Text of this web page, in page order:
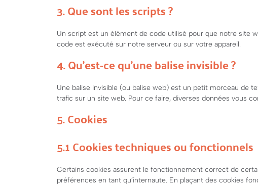
3. Que sont les scripts ?
Un script est un élément de code utilisé pour que notre site
code est exécuté sur notre serveur ou sur votre appareil.
4. Qu’est-ce qu’une balise invisible ?
Une balise invisible (ou balise web) est un petit morceau de
trafic sur un site web. Pour ce faire, diverses données vous
5. Cookies
5.1 Cookies techniques ou fonctionnels
Certains cookies assurent le fonctionnement correct de
préférences en tant qu’internaute. En plaçant des cookies